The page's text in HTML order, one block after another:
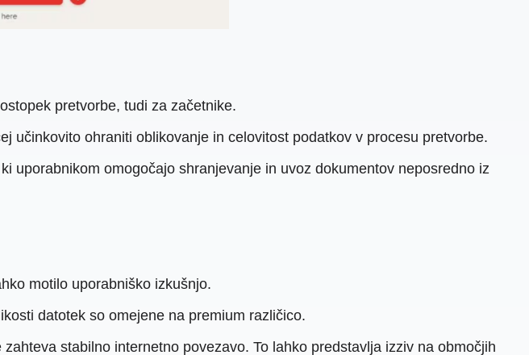
pretvorbe, tudi za začetnike.
učinkovito ohraniti oblikovanje in celovitost podatkov v procesu pretvorbe.
uporabnikom omogočajo shranjevanje in uvoz dokumentov neposredno iz
motilo uporabniško izkušnjo.
datotek so omejene na premium različico.
stabilno internetno povezavo. To lahko predstavlja izziv na območjih